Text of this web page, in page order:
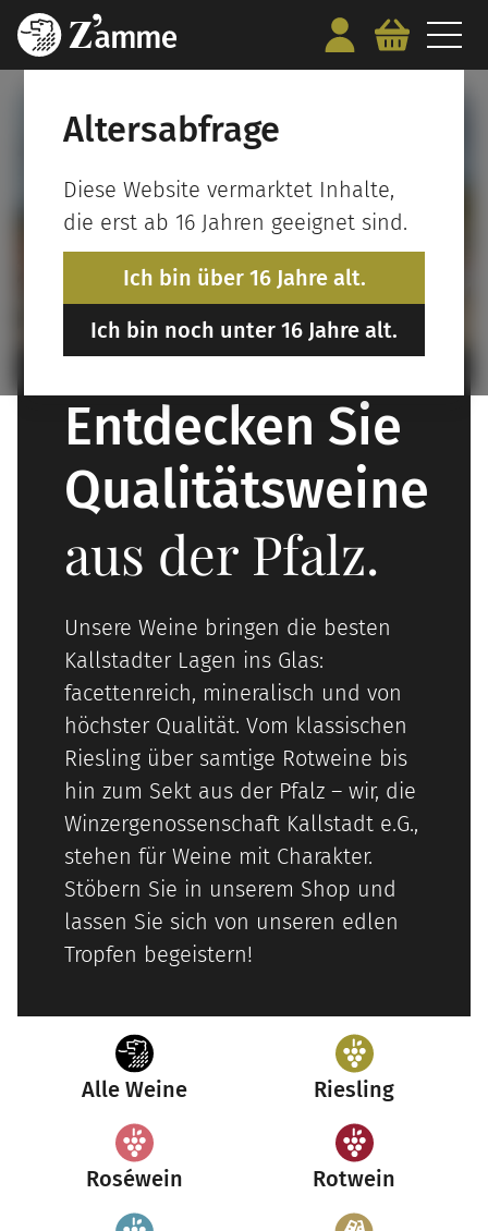
Entdecken Sie
Qualitätsweine
aus der Pfalz.
Unsere Weine bringen die besten
Kallstadter Lagen ins Glas:
facettenreich, mineralisch und von
höchster Qualität. Vom klassischen
Riesling über samtige Rotweine bis
hin zum Sekt aus der Pfalz – wir, die
Winzergenossenschaft Kallstadt e.G.,
stehen für Weine mit Charakter.
Stöbern Sie in unserem Shop und
lassen Sie sich von unseren edlen
Tropfen begeistern!
Alle Weine Riesling
Roséwein Rotwein
Altersabfrage
Diese Website vermarktet Inhalte,
die erst ab 16 Jahren geeignet sind.
Ich bin über 16 Jahre alt.
Ich bin noch unter 16 Jahre alt.